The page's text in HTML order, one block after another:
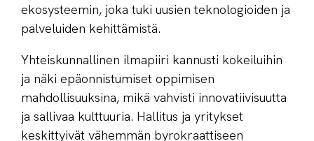
ekosysteemin, joka tuki uusien teknologioiden ja
palveluiden kehittämistä.
Yhteiskunnallinen ilmapiiri kannusti kokeiluihin
ja näki epäonnistumiset oppimisen
mahdollisuuksina, mikä vahvisti innovatiivisuutta
ja sallivaa kulttuuria. Hallitus ja yritykset
keskittyivät vähemmän byrokraattiseen